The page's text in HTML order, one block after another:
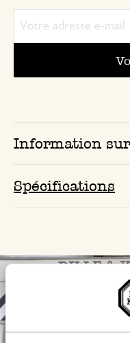
Information
Spécifications